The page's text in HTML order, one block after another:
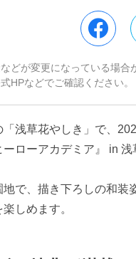
どが変更になっている場合
HPなどでご確認ください。
「浅草花やしき」で、
ローアカデミア』 in 浅
地で、描き下ろしの和
しめます。